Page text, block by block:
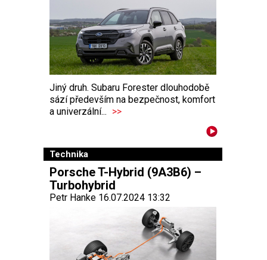
Jiný druh. Subaru Forester dlouhodobě
sází především na bezpečnost, komfort
a univerzální... >>
Technika
Porsche T-Hybrid (9A3B6) –
Turbohybrid
Petr Hanke 16.07.2024 13:32